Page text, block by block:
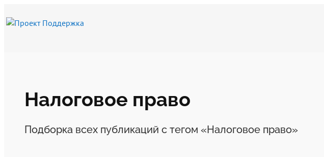
Налоговое право
Подборка всех публикаций с тегом «Налоговое право»